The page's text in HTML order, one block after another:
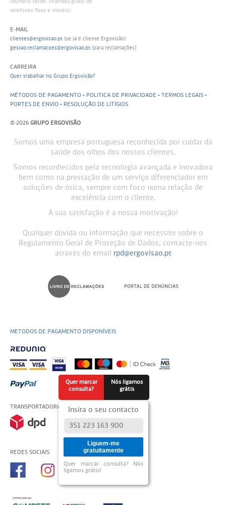
(Número verde: chamada grátis de
telefones fixos e móveis)
E-MAIL
clientes@ergovisao.pt (se já é cliente Ergovisão)
gestao.reclamacoes@ergovisao.pt (para reclamações)
CARREIRA
Quer trabalhar no Grupo Ergovisão?
MÉTODOS DE PAGAMENTO - POLITICA DE PRIVACIDADE - TERMOS LEGAIS -
PORTES DE ENVIO - RESOLUÇÃO DE LITÍGIOS
© 2026 GRUPO ERGOVISÃO
Somos uma empresa portuguesa reconhecida por cuidar da
saúde dos olhos dos nossos clientes.
Somos reconhecidos pela tecnologia avançada e inovadora
bem como na prestação de um serviço diferenciador em
soluções de ótica, sempre com foco numa relação de
excelência com o cliente.
A sua satisfação é a nossa motivação!
Qualquer dúvida ou informação que necessite sobre o
Regulamento Geral de Proteção de Dados, contacte-nos
através do email
rpd@ergovisao.pt
METODOS DE PAGAMENTO DISPONÍVEIS
TRANSPORTADORAS USADAS
REDES SOCIAIS
Quer marcar
consulta?
Nós ligamos
grátis
Insira o seu contacto
Liguem-me
gratuitamente
Quer marcar consulta? Nós
ligamos grátis!